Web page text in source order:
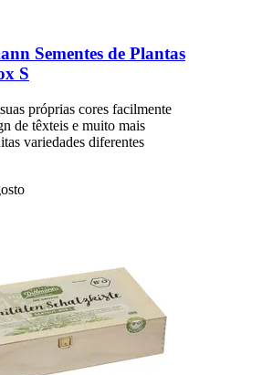
Sementes de Plantas
S
próprias cores facilmente
de têxteis e muito mais
variedades diferentes